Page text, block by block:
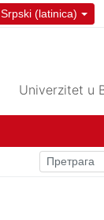
Srpski (latinica)
Univerzitet u